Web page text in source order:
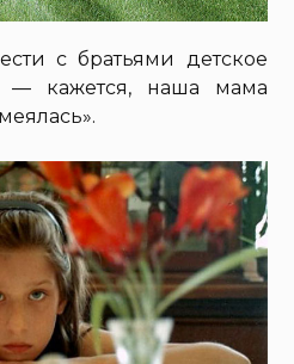
с братьями детское
— кажется, наша мама